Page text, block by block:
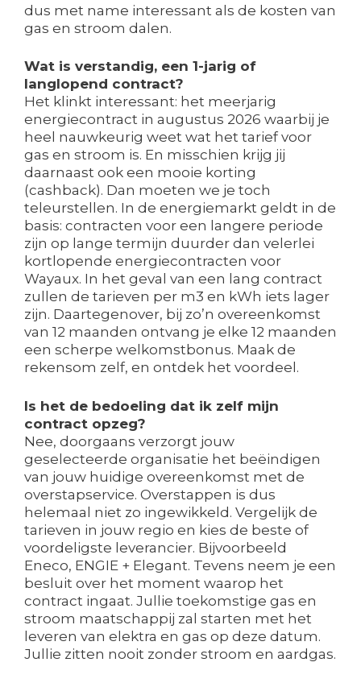
dus met name interessant als de kosten van
gas en stroom dalen.
Wat is verstandig, een 1-jarig of
langlopend contract?
Het klinkt interessant: het meerjarig
energiecontract in augustus 2026 waarbij je
heel nauwkeurig weet wat het tarief voor
gas en stroom is. En misschien krijg jij
daarnaast ook een mooie korting
(cashback). Dan moeten we je toch
teleurstellen. In de energiemarkt geldt in de
basis: contracten voor een langere periode
zijn op lange termijn duurder dan velerlei
kortlopende energiecontracten voor
Wayaux. In het geval van een lang contract
zullen de tarieven per m3 en kWh iets lager
zijn. Daartegenover, bij zo’n overeenkomst
van 12 maanden ontvang je elke 12 maanden
een scherpe welkomstbonus. Maak de
rekensom zelf, en ontdek het voordeel.
Is het de bedoeling dat ik zelf mijn
contract opzeg?
Nee, doorgaans verzorgt jouw
geselecteerde organisatie het beëindigen
van jouw huidige overeenkomst met de
overstapservice. Overstappen is dus
helemaal niet zo ingewikkeld. Vergelijk de
tarieven in jouw regio en kies de beste of
voordeligste leverancier. Bijvoorbeeld
Eneco, ENGIE + Elegant. Tevens neem je een
besluit over het moment waarop het
contract ingaat. Jullie toekomstige gas en
stroom maatschappij zal starten met het
leveren van elektra en gas op deze datum.
Jullie zitten nooit zonder stroom en aardgas.